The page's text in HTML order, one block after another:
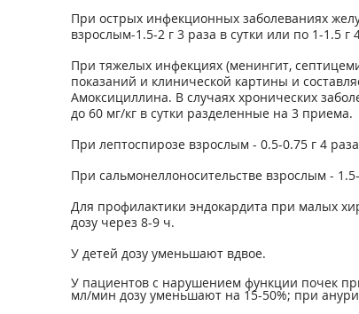
При острых инфекционных заболеваниях
взрослым-1.5-2 г 3 раза в сутки или по 1-1.5 г
При тяжелых инфекциях (менингит,
показаний и клинической картины и
Амоксициллина. В случаях хронических
до 60 мг/кг в сутки разделенные на 3 приема.
При лептоспирозе взрослым - 0.5-0.75 г 4
При сальмонеллоносительстве взрослым -
Для профилактики эндокардита при малых
дозу через 8-9 ч.
У детей дозу уменьшают вдвое.
У пациентов с нарушением функции почек
мл/мин дозу уменьшают на 15-50%; при